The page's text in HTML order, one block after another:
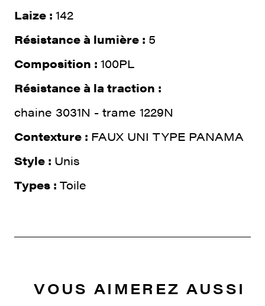
Laize : 142
Résistance à lumière : 5
Composition : 100PL
Résistance à la traction :
chaine 3031N - trame 1229N
Contexture : FAUX UNI TYPE PANAMA
Style : Unis
Types : Toile
VOUS AIMEREZ AUSSI